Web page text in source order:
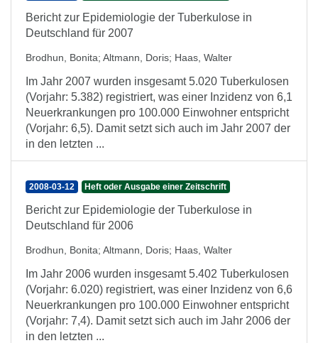
Bericht zur Epidemiologie der Tuberkulose in
Deutschland für 2007
Brodhun, Bonita; Altmann, Doris; Haas, Walter
Im Jahr 2007 wurden insgesamt 5.020 Tuberkulosen
(Vorjahr: 5.382) registriert, was einer Inzidenz von 6,1
Neuerkrankungen pro 100.000 Einwohner entspricht
(Vorjahr: 6,5). Damit setzt sich auch im Jahr 2007 der
in den letzten ...
2008-03-12 Heft oder Ausgabe einer Zeitschrift
Bericht zur Epidemiologie der Tuberkulose in
Deutschland für 2006
Brodhun, Bonita; Altmann, Doris; Haas, Walter
Im Jahr 2006 wurden insgesamt 5.402 Tuberkulosen
(Vorjahr: 6.020) registriert, was einer Inzidenz von 6,6
Neuerkrankungen pro 100.000 Einwohner entspricht
(Vorjahr: 7,4). Damit setzt sich auch im Jahr 2006 der
in den letzten ...